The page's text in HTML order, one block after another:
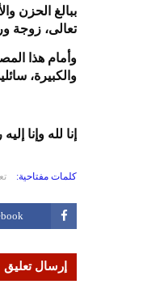
​ببالغ الحزن
تعالى، زوجة
​وأمام هذا
والكبيرة،
​إنا لله وإنا
كلمات مفتاحية:
إرسال تعليق